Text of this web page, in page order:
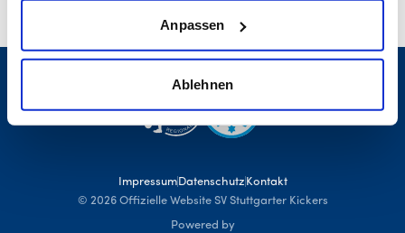
Anpassen
Ablehnen
Impressum Datenschutz Kontakt
© 2026 Offizielle Website SV Stuttgarter Kickers
Powered by